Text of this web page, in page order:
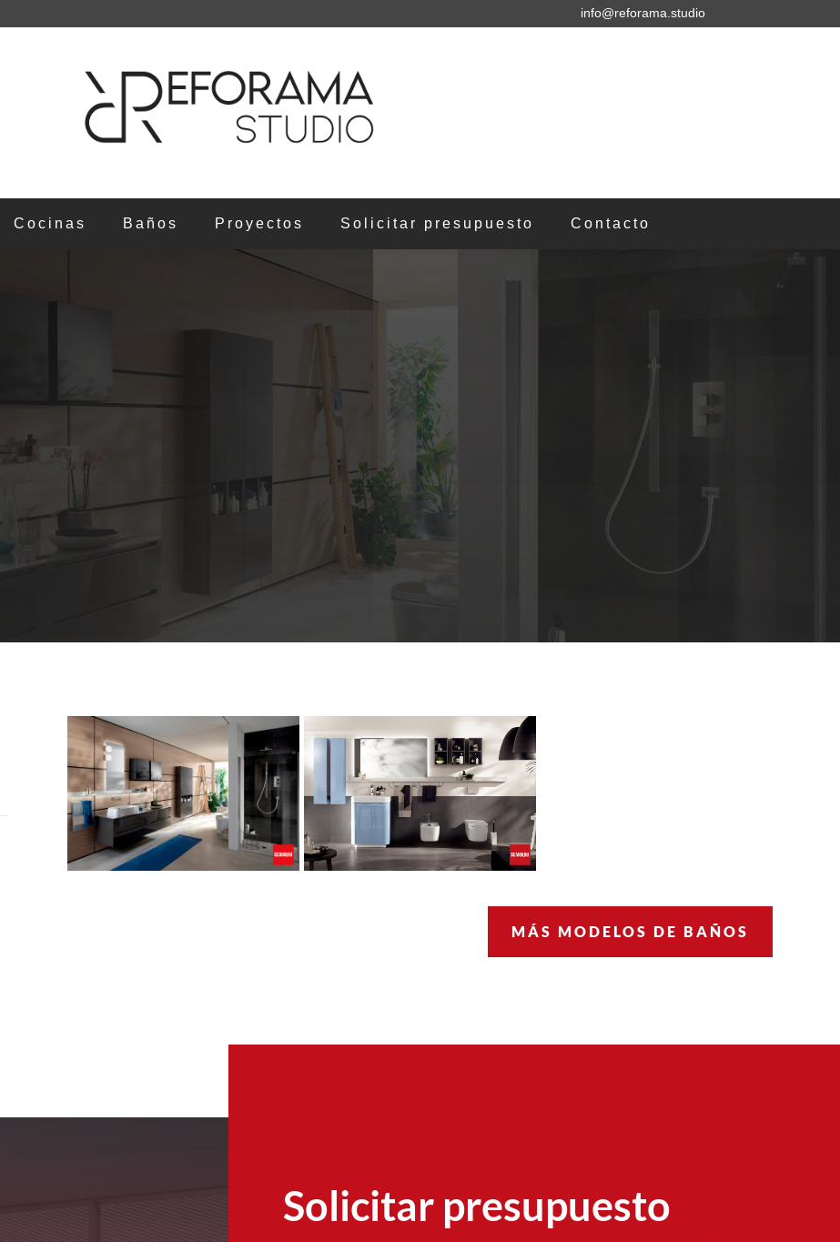
info@reforama.studio
Cocinas Baños Proyectos Solicitar presupuesto Contacto
MÁS MODELOS DE BAÑOS
Solicitar presupuesto